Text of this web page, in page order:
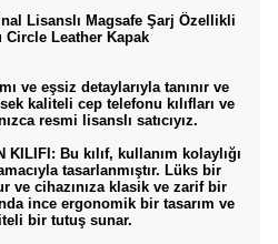
Lisanslı Magsafe Şarj Özellikli
Circle Leather Kapak
ve eşsiz detaylarıyla tanınır ve
kaliteli cep telefonu kılıfları ve
resmi lisanslı satıcıyız.
KILIFI: Bu kılıf, kullanım kolaylığı
tasarlanmıştır. Lüks bir
ve cihazınıza klasik ve zarif bir
ince ergonomik bir tasarım ve
bir tutuş sunar.